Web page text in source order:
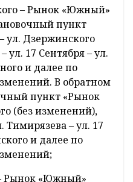
– Рынок «Южный»
пункт
ул. Дзержинского
ул. 17 Сентября – ул.
и далее по
В обратном
пункт «Рынок
(без изменений),
Тимирязева – ул. 17
и далее по
Рынок «Южный»